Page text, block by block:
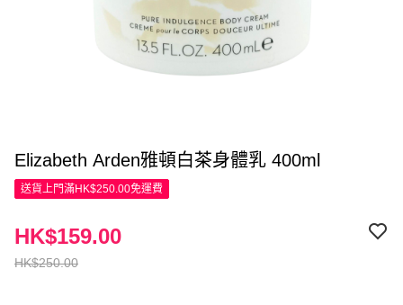
Elizabeth Arden雅頓白茶身體乳 400ml
送貨上門滿HK$250.00免運費
HK$250.00
HK$159.00